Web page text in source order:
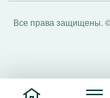
Все права защищены. ©